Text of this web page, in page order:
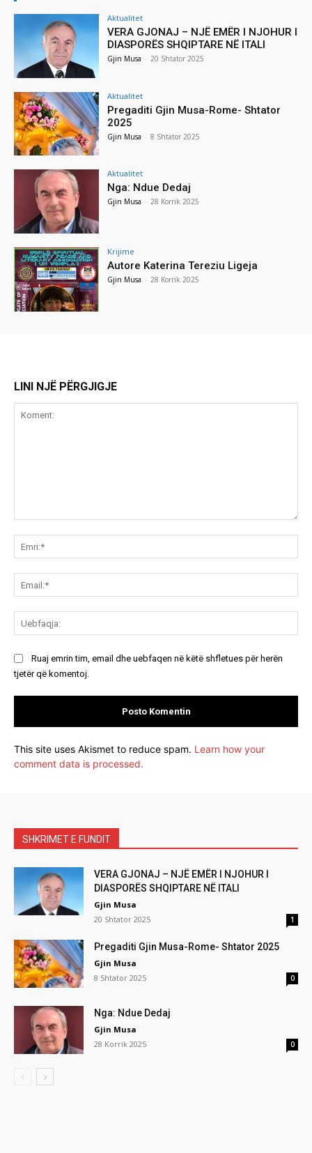
Aktualitet
VERA GJONAJ – NJË EMËR I NJOHUR I
DIASPORËS SHQIPTARE NË ITALI
Gjin Musa - 20 Shtator 2025
Aktualitet
Pregaditi Gjin Musa-Rome- Shtator
2025
Gjin Musa - 8 Shtator 2025
Aktualitet
Nga: Ndue Dedaj
Gjin Musa - 28 Korrik 2025
Krijime
Autore Katerina Tereziu Ligeja
Gjin Musa - 28 Korrik 2025
LINI NJË PËRGJIGJE
Ruaj emrin tim, email dhe uebfaqen në këtë shfletues për herën
tjetër që komentoj.
This site uses Akismet to reduce spam. Learn how your
comment data is processed.
SHKRIMET E FUNDIT
VERA GJONAJ – NJË EMËR I NJOHUR I
DIASPORËS SHQIPTARE NË ITALI
Gjin Musa
20 Shtator 2025
1
Pregaditi Gjin Musa-Rome- Shtator 2025
Gjin Musa
8 Shtator 2025
0
Nga: Ndue Dedaj
Gjin Musa
28 Korrik 2025
0